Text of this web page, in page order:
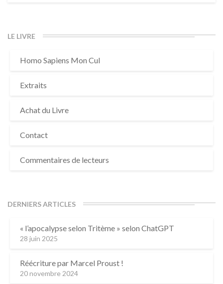
LE LIVRE
Homo Sapiens Mon Cul
Extraits
Achat du Livre
Contact
Commentaires de lecteurs
DERNIERS ARTICLES
« l’apocalypse selon Tritème » selon ChatGPT
28 juin 2025
Réécriture par Marcel Proust !
20 novembre 2024